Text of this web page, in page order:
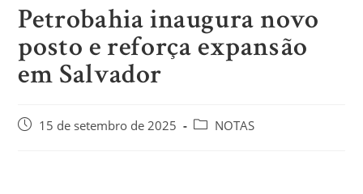
Petrobahia inaugura novo
posto e reforça expansão
em Salvador
15 de setembro de 2025 NOTAS